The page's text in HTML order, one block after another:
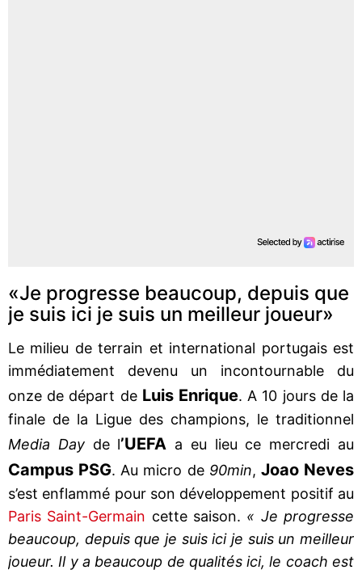
«Je progresse beaucoup, depuis que
je suis ici je suis un meilleur joueur»
Le milieu de terrain et international portugais est
immédiatement devenu un incontournable du
onze de départ de Luis Enrique. A 10 jours de la
finale de la Ligue des champions, le traditionnel
Media Dayde l’UEFA a eu lieu ce mercredi au
Campus PSG. Au micro de 90min, Joao Neves
s’est enflammé pour son développement positif au
Paris Saint-Germain cette saison. « Je progresse
beaucoup, depuis que je suis ici je suis un meilleur
joueur. Il y a beaucoup de qualités ici, le coach est